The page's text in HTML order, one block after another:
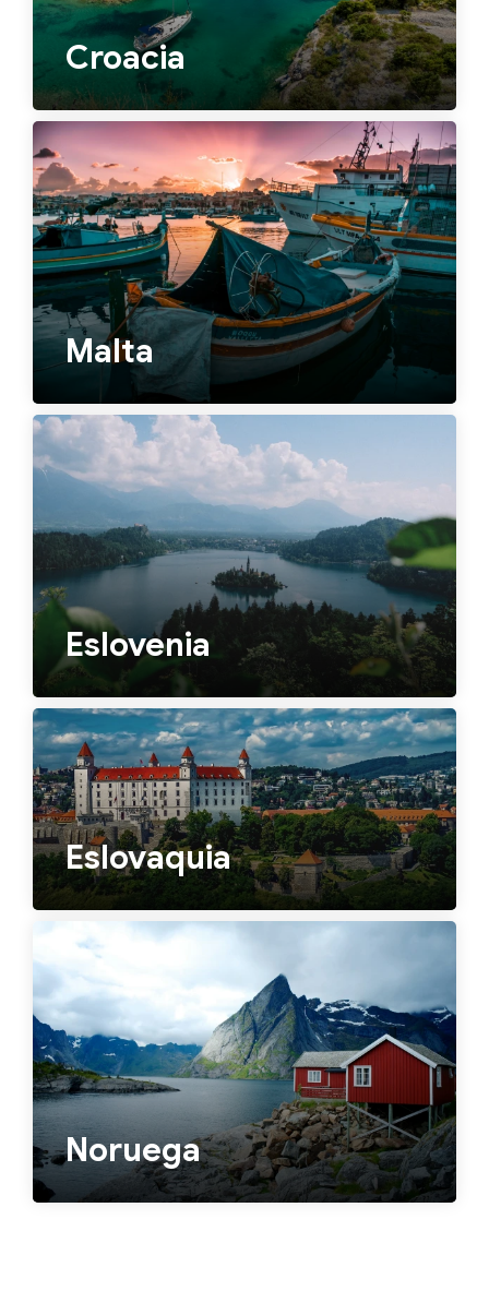
Croacia
Malta
Eslovenia
Eslovaquia
Noruega